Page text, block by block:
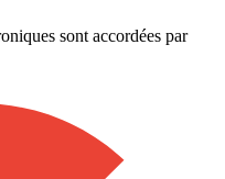
sont accordées par